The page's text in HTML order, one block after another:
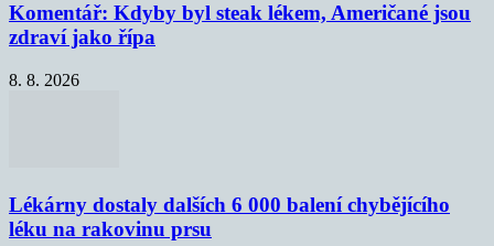
Komentář: Kdyby byl steak lékem, Američané jsou
zdraví jako řípa
8. 8. 2026
Lékárny dostaly dalších 6 000 balení chybějícího
léku na rakovinu prsu